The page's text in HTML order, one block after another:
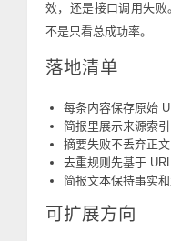
效，还是接口调用失
不是只看总成功率。
落地清单
每条内容保存原始
简报里展示来源索引
摘要失败不丢弃正文
去重规则先基于
简报文本保持事实和
可扩展方向